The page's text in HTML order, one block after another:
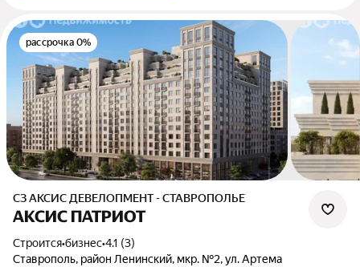
рассрочка 0%
СЗ АКСИС ДЕВЕЛОПМЕНТ - СТАВРОПОЛЬЕ
АКСИС ПАТРИОТ
Строится•бизнес•4.1 (3)
Ставрополь, район Ленинский, мкр. №2, ул. Артема